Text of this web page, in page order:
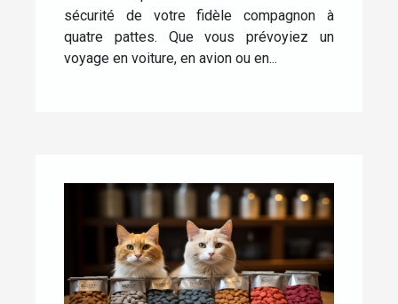
sécurité de votre fidèle compagnon à
quatre pattes. Que vous prévoyiez un
voyage en voiture, en avion ou en...